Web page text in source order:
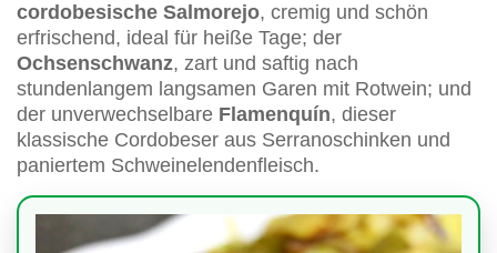
cordobesische Salmorejo, cremig und schön
erfrischend, ideal für heiße Tage; der
Ochsenschwanz, zart und saftig nach
stundenlangem langsamen Garen mit Rotwein; und
der unverwechselbare Flamenquín, dieser
klassische Cordobeser aus Serranoschinken und
paniertem Schweinelendenfleisch.